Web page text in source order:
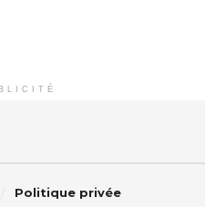
Politique privée